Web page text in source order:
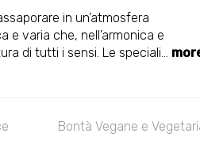
in un’atmosfera
e varia che, nell’armonica e
di tutti i sensi. Le speciali...
Bontà Vegane e